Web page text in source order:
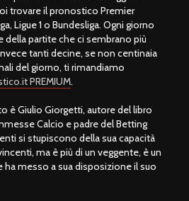
trovare il pronostico Premier
Ligue 1 o Bundesliga. Ogni giorno
della partite che ci sembrano più
tanti decine, se non centinaia
del giorno, ti rimandiamo
PREMIUM.
è Giulio Giorgetti, autore del libro
Calcio e padre del Betting
si stupiscono della sua capacità
ma è più di un veggente, è un
messo a sua disposizione il suo